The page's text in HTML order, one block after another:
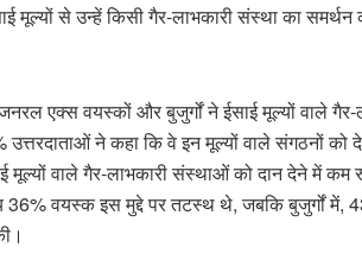
मूल्यों से उन्हें किसी गैर-लाभकारी संस्था का
जनरल एक्स वयस्कों और बुजुर्गों ने ईसाई मूल्यों वाले
ने कहा कि वे इन मूल्यों वाले संगठनों
वाले गैर-लाभकारी संस्थाओं को दान देने में
36% वयस्क इस मुद्दे पर तटस्थ थे, जबकि बुजुर्गों में,